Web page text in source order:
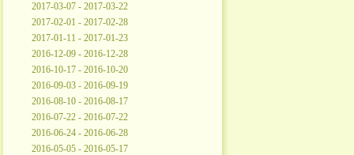
2017-03-07 - 2017-03-22
2017-02-01 - 2017-02-28
2017-01-11 - 2017-01-23
2016-12-09 - 2016-12-28
2016-10-17 - 2016-10-20
2016-09-03 - 2016-09-19
2016-08-10 - 2016-08-17
2016-07-22 - 2016-07-22
2016-06-24 - 2016-06-28
2016-05-05 - 2016-05-17